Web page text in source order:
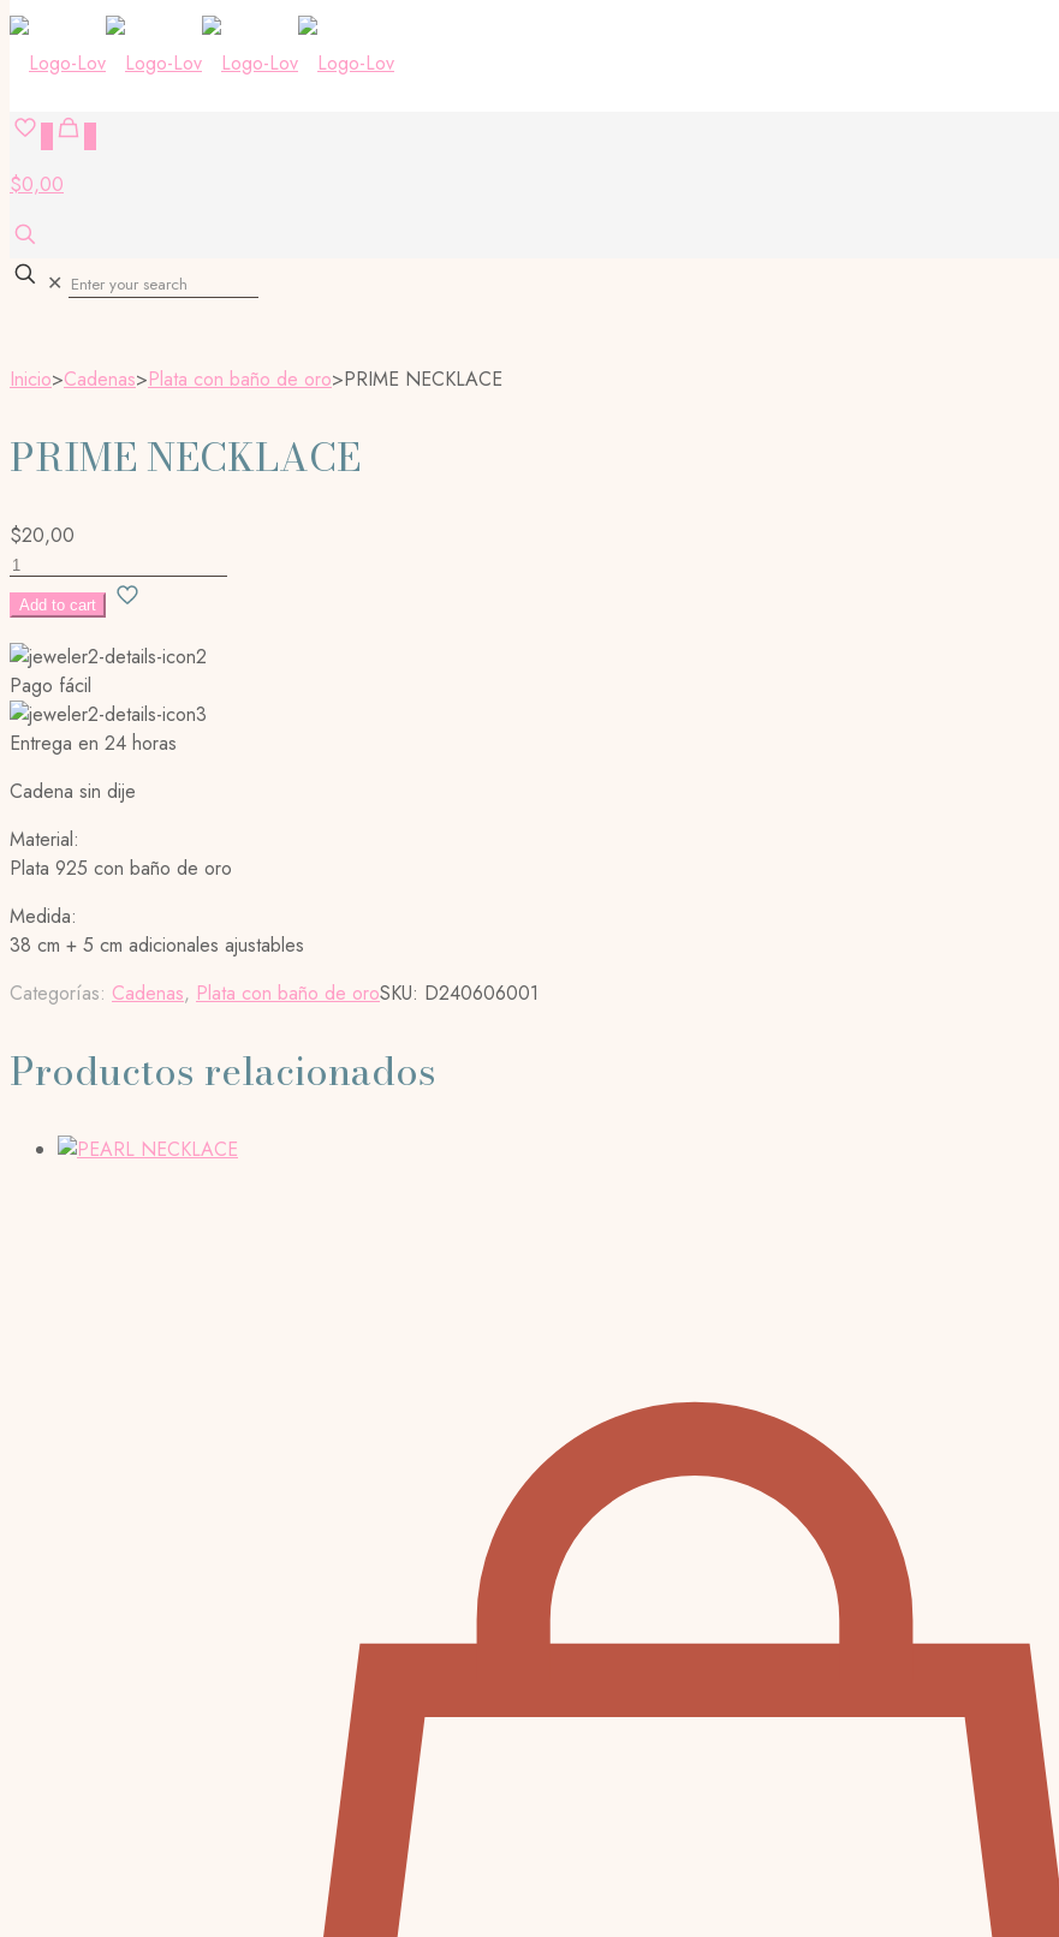
$0,00
✕
Inicio>Cadenas>Plata con baño de oro>PRIME NECKLACE
PRIME NECKLACE
$20,00
PRIME
NECKLACE
cantidad
Add to cart
Pago fácil
Entrega en 24 horas
Cadena sin dije
Material:
Plata 925 con baño de oro
Medida:
38 cm + 5 cm adicionales ajustables
Categorías: Cadenas, Plata con baño de oroSKU: D240606001
Productos relacionados